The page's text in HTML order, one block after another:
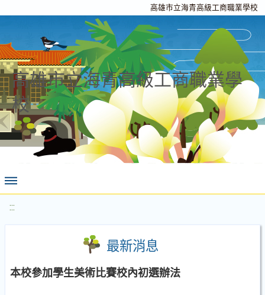
高雄市立海青高級工商職業學校
高雄市立海青高級工商職業學
校
:::
最新消息
本校參加學生美術比賽校內初選辦法